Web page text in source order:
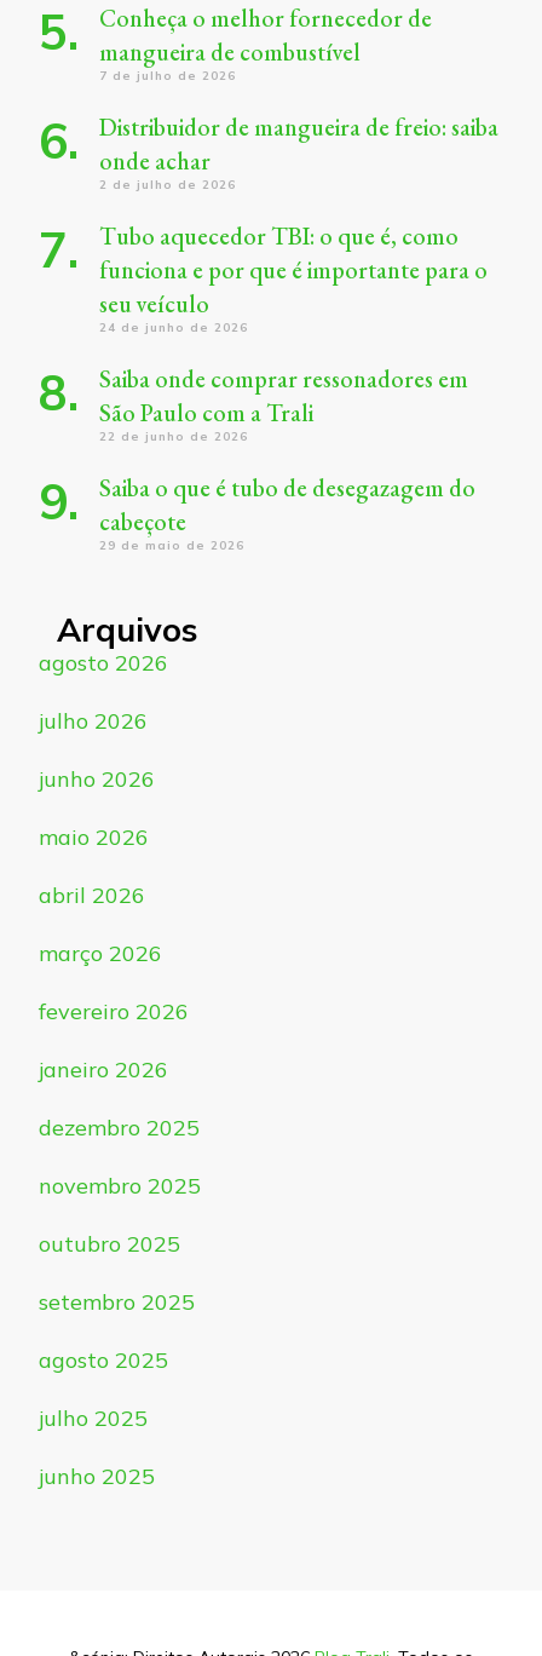
Conheça o melhor fornecedor de
mangueira de combustível
7 de julho de 2026
Distribuidor de mangueira de freio: saiba
onde achar
2 de julho de 2026
Tubo aquecedor TBI: o que é, como
funciona e por que é importante para o
seu veículo
24 de junho de 2026
Saiba onde comprar ressonadores em
São Paulo com a Trali
22 de junho de 2026
Saiba o que é tubo de desegazagem do
cabeçote
29 de maio de 2026
Arquivos
agosto 2026
julho 2026
junho 2026
maio 2026
abril 2026
março 2026
fevereiro 2026
janeiro 2026
dezembro 2025
novembro 2025
outubro 2025
setembro 2025
agosto 2025
julho 2025
junho 2025